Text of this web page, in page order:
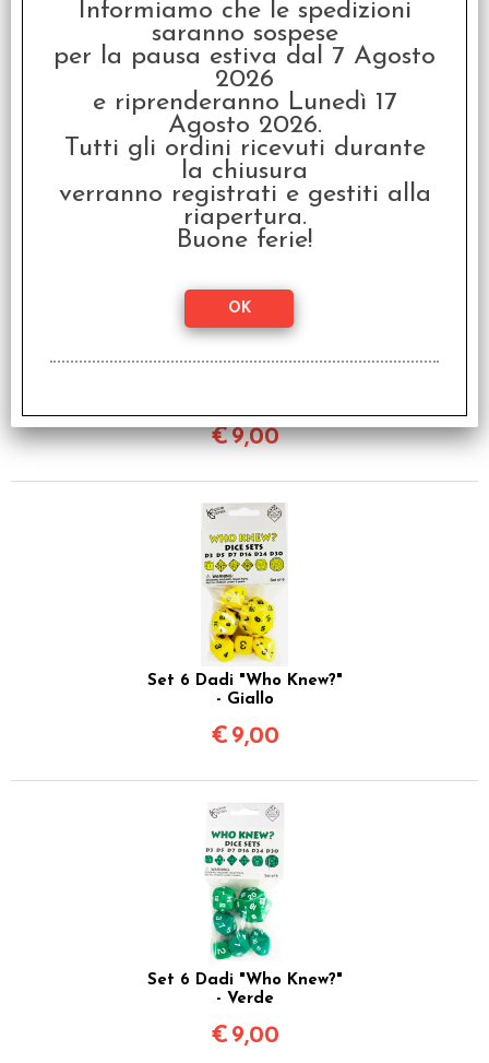
Set 6 Dadi "Who Knew?"
- Blu
€9,00
€9,00
Set 6 Dadi "Who Knew?"
- Giallo
€ 9,00
Set 6 Dadi "Who Knew?"
- Verde
€ 9,00
Informiamo che le spedizioni
saranno sospese
per la pausa estiva dal 7 Agosto
2026
e riprenderanno Lunedì 17
Agosto 2026.
Tutti gli ordini ricevuti durante
la chiusura
verranno registrati e gestiti alla
riapertura.
Buone ferie!